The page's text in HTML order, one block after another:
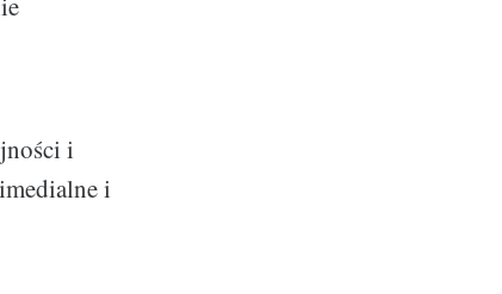
i
i